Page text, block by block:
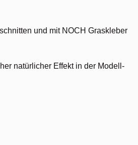
und mit NOCH Graskleber
natürlicher Effekt in der Modell-